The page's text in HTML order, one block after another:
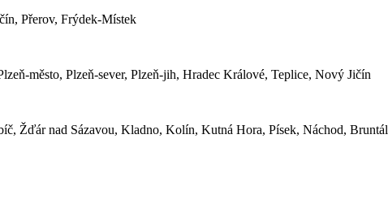
Přerov, Frýdek-Místek
město, Plzeň-sever, Plzeň-jih, Hradec Králové, Teplice, Nový Jičín
Žďár nad Sázavou, Kladno, Kolín, Kutná Hora, Písek, Náchod, Bruntál